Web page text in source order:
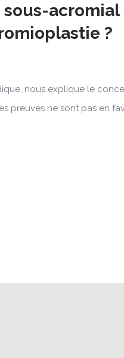
acromial
?
nous explique le
preuves ne sont pas en